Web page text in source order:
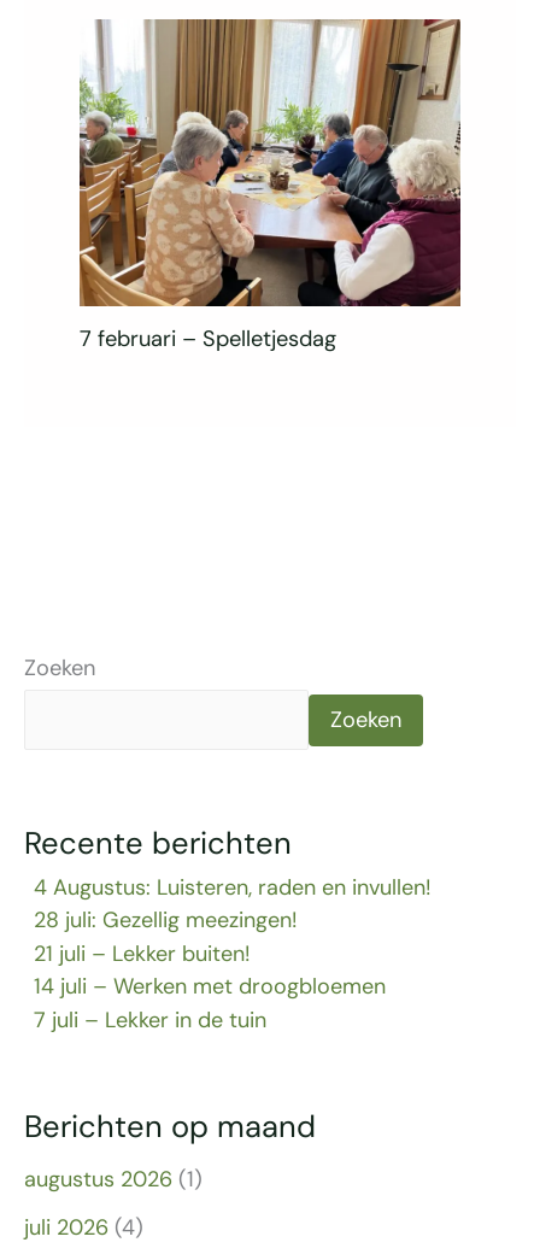
Zoeken
Zoeken
Recente berichten
4 Augustus: Luisteren, raden en invullen!
28 juli: Gezellig meezingen!
21 juli – Lekker buiten!
14 juli – Werken met droogbloemen
7 juli – Lekker in de tuin
Berichten op maand
augustus 2026 (1)
juli 2026 (4)
7 februari – Spelletjesdag